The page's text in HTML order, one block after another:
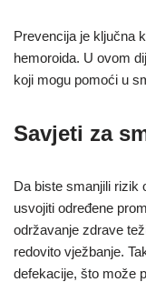
Prevencija je ključna
hemoroida. U ovom
koji mogu pomoći u
Savjeti za
Da biste smanjili rizik
usvojiti određene
održavanje zdrave
redovito vježbanje.
defekacije, što može